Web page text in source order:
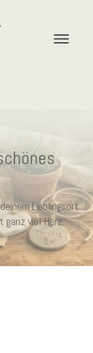
Lieblingsort
viel Herz.